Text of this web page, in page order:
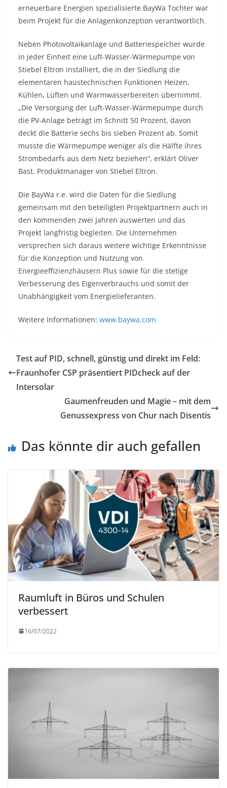
erneuerbare Energien spezialisierte BayWa Tochter war
beim Projekt für die Anlagenkonzeption verantwortlich.
Neben Photovoltaikanlage und Batteriespeicher wurde
in jeder Einheit eine Luft-Wasser-Wärmepumpe von
Stiebel Eltron installiert, die in der Siedlung die
elementaren haustechnischen Funktionen Heizen,
Kühlen, Lüften und Warmwasserbereiten übernimmt.
„Die Versorgung der Luft-Wasser-Wärmepumpe durch
die PV-Anlage beträgt im Schnitt 50 Prozent, davon
deckt die Batterie sechs bis sieben Prozent ab. Somit
musste die Wärmepumpe weniger als die Hälfte ihres
Strombedarfs aus dem Netz beziehen“, erklärt Oliver
Bast, Produktmanager von Stiebel Eltron.
Die BayWa r.e. wird die Daten für die Siedlung
gemeinsam mit den beteiligten Projektpartnern auch in
den kommenden zwei Jahren auswerten und das
Projekt langfristig begleiten. Die Unternehmen
versprechen sich daraus weitere wichtige Erkenntnisse
für die Konzeption und Nutzung von
Energieeffizienzhäusern Plus sowie für die stetige
Verbesserung des Eigenverbrauchs und somit der
Unabhängigkeit vom Energielieferanten.
Weitere Informationen: www.baywa.com
Test auf PID, schnell, günstig und direkt im Feld:
Fraunhofer CSP präsentiert PIDcheck auf der
Intersolar
Gaumenfreuden und Magie – mit dem
Genussexpress von Chur nach Disentis
Das könnte dir auch gefallen
Raumluft in Büros und Schulen
verbessert
16/07/2022